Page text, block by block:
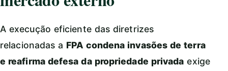
A execução eficiente das diretrizes
relacionadas a FPA condena invasões de terra
e reafirma defesa da propriedade privada exige